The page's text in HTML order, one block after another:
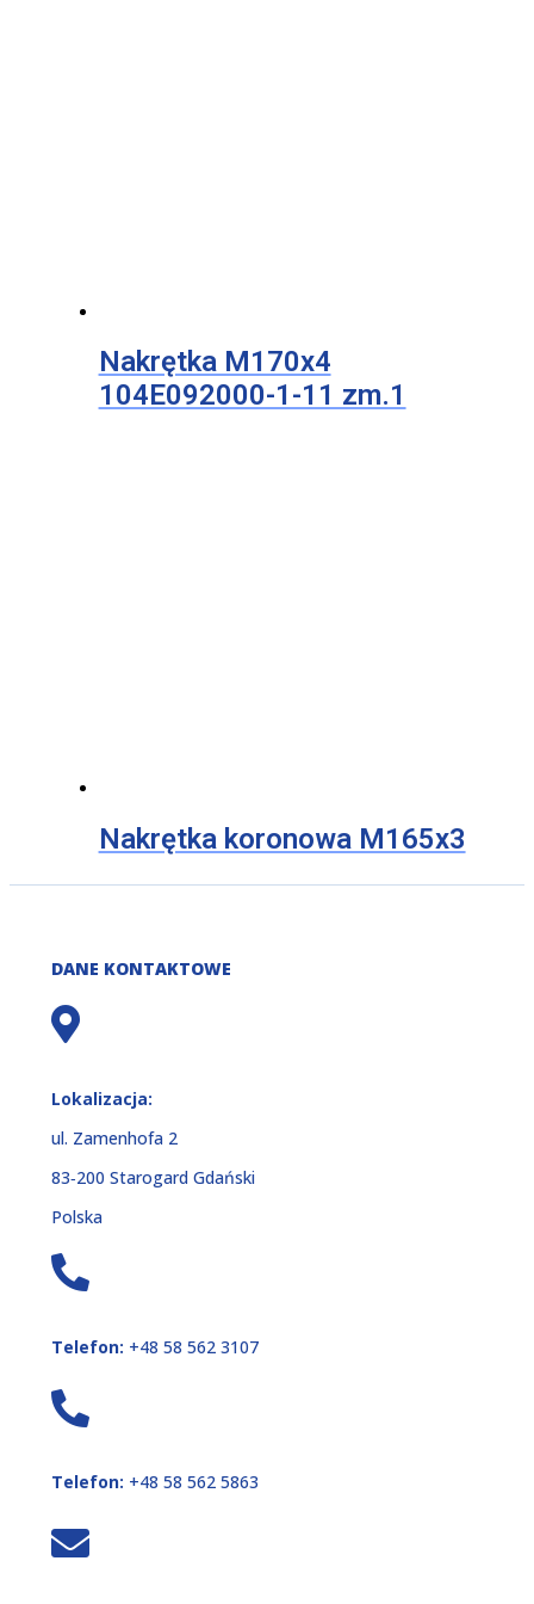
Nakrętka M170x4
104E092000-1-11 zm.1
Nakrętka koronowa M165x3
DANE KONTAKTOWE
Lokalizacja:
ul. Zamenhofa 2
83‑200 Starogard Gdański
Polska
Telefon: +48 58 562 3107
Telefon: +48 58 562 5863